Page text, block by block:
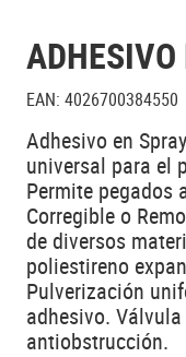
ADHESIVO
EAN: 4026700384550
Adhesivo en
universal para el
Permite pegados
Corregible o
de diversos
poliestireno
Pulverización
adhesivo.
antiobstrucción.